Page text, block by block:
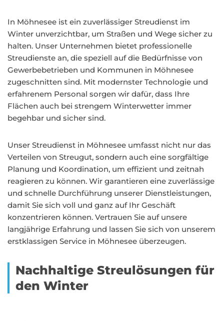
In Möhnesee ist ein zuverlässiger Streudienst im
Winter unverzichtbar, um Straßen und Wege sicher zu
halten. Unser Unternehmen bietet professionelle
Streudienste an, die speziell auf die Bedürfnisse von
Gewerbebetrieben und Kommunen in Möhnesee
zugeschnitten sind. Mit modernster Technologie und
erfahrenem Personal sorgen wir dafür, dass Ihre
Flächen auch bei strengem Winterwetter immer
begehbar und sicher sind.
Unser Streudienst in Möhnesee umfasst nicht nur das
Verteilen von Streugut, sondern auch eine sorgfältige
Planung und Koordination, um effizient und zeitnah
reagieren zu können. Wir garantieren eine zuverlässige
und schnelle Durchführung unserer Dienstleistungen,
damit Sie sich voll und ganz auf Ihr Geschäft
konzentrieren können. Vertrauen Sie auf unsere
langjährige Erfahrung und lassen Sie sich von unserem
erstklassigen Service in Möhnesee überzeugen.
Nachhaltige Streulösungen für
den Winter